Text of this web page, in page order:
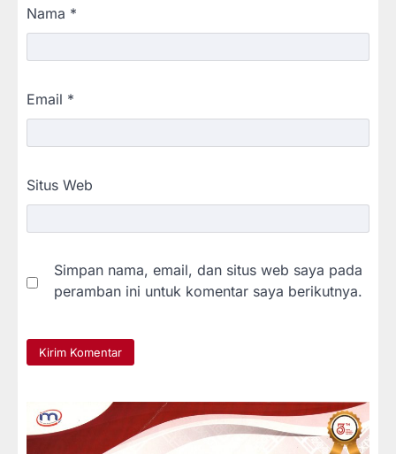
Nama *
Email *
Situs Web
Simpan nama, email, dan situs web saya pada
peramban ini untuk komentar saya berikutnya.